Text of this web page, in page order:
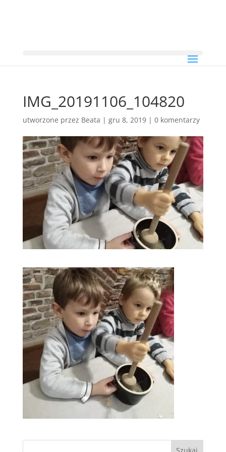
IMG_20191106_104820
utworzone przez Beata | gru 8, 2019| 0 komentarzy